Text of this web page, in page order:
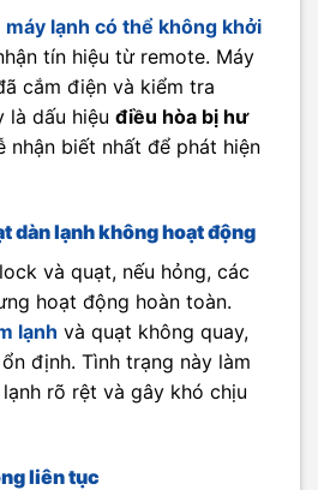
máy lạnh có thể không khởi
tín hiệu từ remote. Máy
cắm điện và kiểm tra
là dấu hiệu điều hòa bị hư
nhận biết nhất để phát hiện
dàn lạnh không hoạt động
và quạt, nếu hỏng, các
hoạt động hoàn toàn.
lạnh và quạt không quay,
định. Tình trạng này làm
rõ rệt và gây khó chịu
liên tục